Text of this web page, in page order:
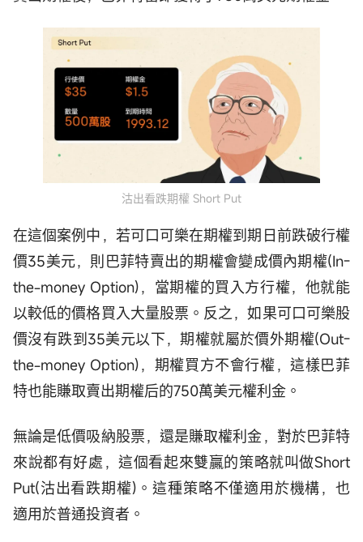
沽出看跌期權 Short Put
在這個案例中，若可口可樂在期權到期日前跌破行權
價35美元，則巴菲特賣出的期權會變成價內期權(In-
the-money Option)，當期權的買入方行權，他就能
以較低的價格買入大量股票。反之，如果可口可樂股
價沒有跌到35美元以下，期權就屬於價外期權(Out-
the-money Option)，期權買方不會行權，這樣巴菲
特也能賺取賣出期權后的750萬美元權利金。
無論是低價吸納股票，還是賺取權利金，對於巴菲特
來說都有好處，這個看起來雙贏的策略就叫做Short
Put(沽出看跌期權)。這種策略不僅適用於機構，也
適用於普通投資者。